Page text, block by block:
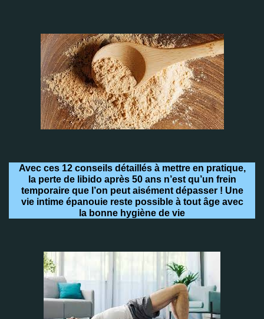
Avec ces 12 conseils détaillés à mettre en pratique,
la perte de libido après 50 ans n’est qu’un frein
temporaire que l’on peut aisément dépasser ! Une
vie intime épanouie reste possible à tout âge avec
la bonne hygiène de vie